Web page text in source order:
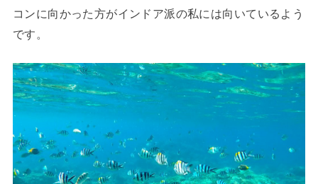
コンに向かった方がインドア派の私には向いているよう
です。